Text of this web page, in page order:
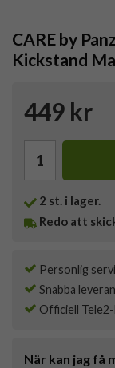
CARE by
Kickstand
449 kr
2 st. i lager.
Redo att
Personlig
Snabba
Officiell
När kan jag få